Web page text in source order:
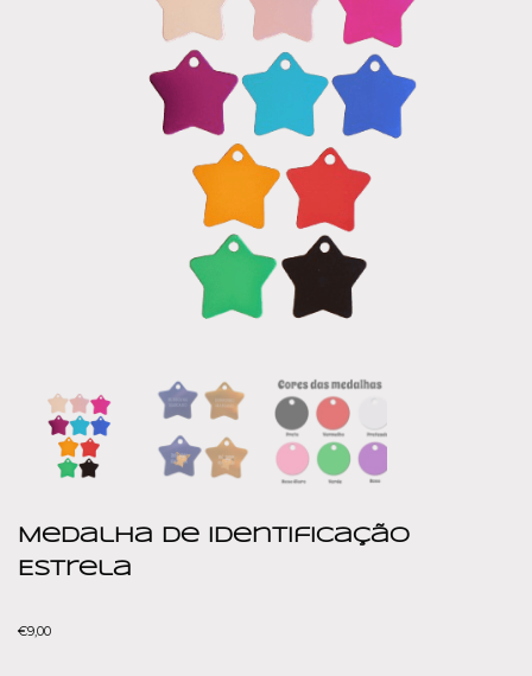
Medalha de Identificação
Estrela
€9,00